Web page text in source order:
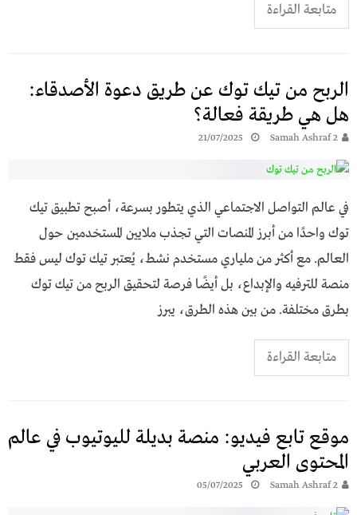
متابعة القراءة
الربح من تيك توك عن طريق دعوة الأصدقاء:
هل هي طريقة فعالة؟
Samah Ashraf 2
21/07/2025
في عالم التواصل الاجتماعي الذي يتطور بسرعة، أصبح تطبيق تيك
توك واحدًا من أبرز المنصات التي تجذب ملايين المستخدمين حول
العالم. مع أكثر من ملياري مستخدم نشط، يُعتبر تيك توك ليس فقط
منصة للترفيه والإبداع، بل أيضًا فرصة لتحقيق الربح من تيك توك
بطرق مختلفة. من بين هذه الطرق، يبرز
متابعة القراءة
موقع تابع فيديو: منصة بديلة لليوتيوب في عالم
المحتوى العربي
Samah Ashraf 2
05/07/2025